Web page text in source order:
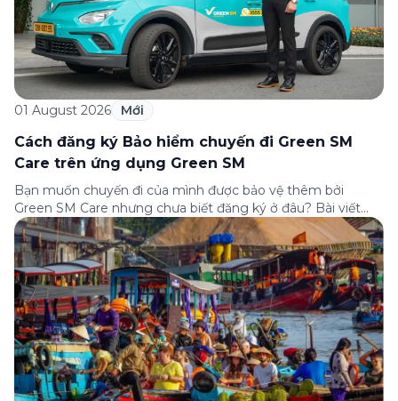
01 August 2026 Mới
Cách đăng ký Bảo hiểm chuyến đi Green SM
Care trên ứng dụng Green SM
Bạn muốn chuyến đi của mình được bảo vệ thêm bởi
Green SM Care nhưng chưa biết đăng ký ở đâu? Bài viết
dưới đây sẽ hướng dẫn chi tiết cách tham gia (và hủy tham
gia) gói bảo hiểm này ngay trên ứng dụng Green SM, cùng
những lưu ý quan trọng trước khi […]